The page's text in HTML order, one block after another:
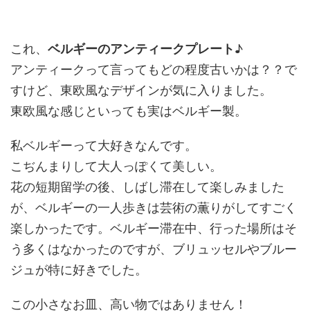
これ、 ベルギーのアンティークプレート♪
アンティークって言ってもどの程度古いかは？？で
すけど、東欧風なデザインが気に入りました。
東欧風な感じといっても実はベルギー製。
私ベルギーって大好きなんです。
こぢんまりして大人っぽくて美しい。
花の短期留学の後、しばし滞在して楽しみました
が、ベルギーの一人歩きは芸術の薫りがしてすごく
楽しかったです。ベルギー滞在中、行った場所はそ
う多くはなかったのですが、ブリュッセルやブルー
ジュが特に好きでした。
この小さなお皿、高い物ではありません！